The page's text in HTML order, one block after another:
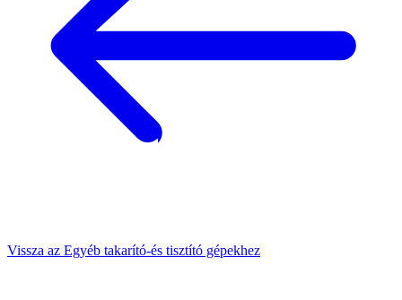
Vissza az Egyéb takarító-és tisztító gépekhez